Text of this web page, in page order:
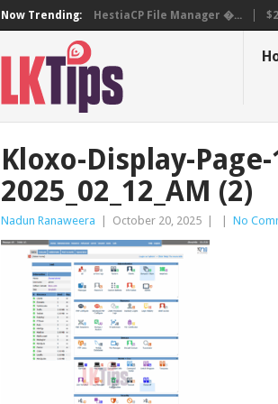
Now Trending: HestiaCP File Manager �...
Kloxo-Display-Page-
2025_02_12_AM (2)
Nadun Ranaweera October 20, 2025 No